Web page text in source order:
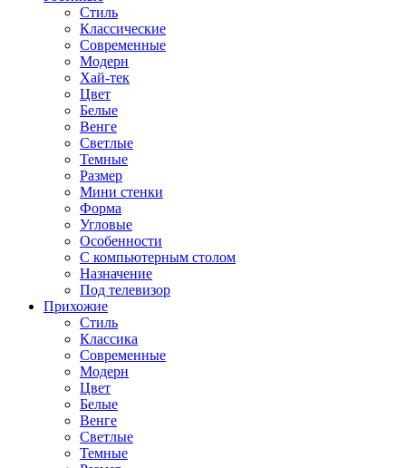
Стиль
Классические
Современные
Модерн
Хай-тек
Цвет
Белые
Венге
Светлые
Темные
Размер
Мини стенки
Форма
Угловые
Особенности
С компьютерным столом
Назначение
Под телевизор
Прихожие
Стиль
Классика
Современные
Модерн
Цвет
Белые
Венге
Светлые
Темные